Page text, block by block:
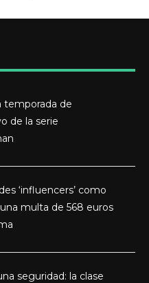
temporada de
de la serie
‘influencers’ como
multa de 568 euros
seguridad: la clase